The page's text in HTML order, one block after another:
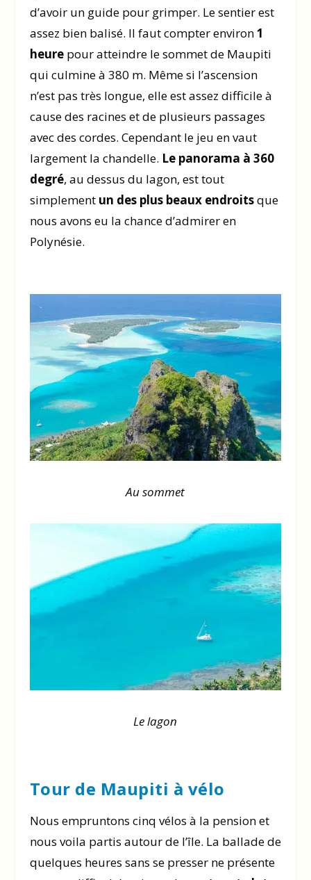
d’avoir un guide pour grimper. Le sentier est
assez bien balisé. Il faut compter environ1
heurepour atteindre le sommet de Maupiti
qui culmine à 380 m. Même si l’ascension
n’est pas très longue, elle est assez difficile à
cause des racines et de plusieurs passages
avec des cordes. Cependant le jeu en vaut
largement la chandelle. Le panorama à 360
degré, au dessus du lagon, est tout
simplement un des plus beaux endroitsque
nous avons eu la chance d’admirer en
Polynésie.
Au sommet
Le lagon
Tour de Maupiti à vélo
Nous empruntons cinq vélos à la pension et
nous voila partis autour de l’île. La ballade de
quelques heures sans se presser ne présente